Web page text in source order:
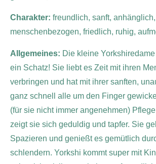
Charakter: freundlich, sanft,
menschenbezogen, friedlich, ruhig,
Allgemeines: Die kleine
ein Schatz! Sie liebt es Zeit mit ihren
verbringen und hat mit ihrer sanften,
ganz schnell alle um den Finger
(für sie nicht immer angenehmen)
zeigt sie sich geduldig und tapfer. Sie
Spazieren und genießt es gemütlich
schlendern. Yorkshi kommt super mit